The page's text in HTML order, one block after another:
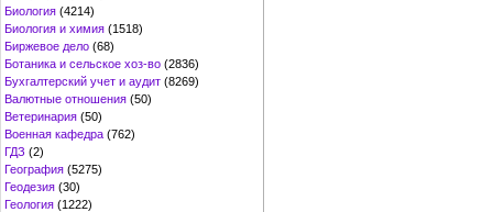
Биология (4214)
Биология и химия (1518)
Биржевое дело (68)
Ботаника и сельское хоз-во (2836)
Бухгалтерский учет и аудит (8269)
Валютные отношения (50)
Ветеринария (50)
Военная кафедра (762)
ГДЗ (2)
География (5275)
Геодезия (30)
Геология (1222)